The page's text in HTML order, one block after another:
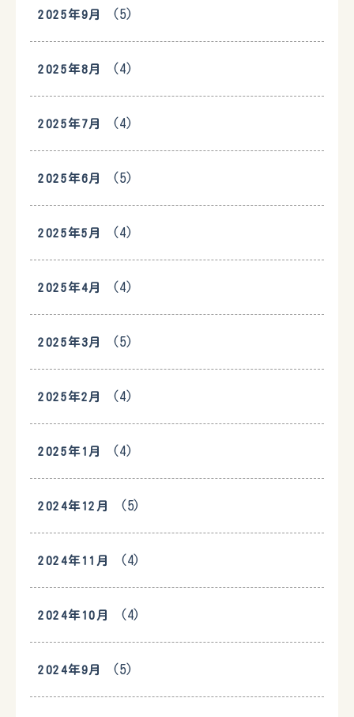
2025年9月 (5)
2025年8月 (4)
2025年7月 (4)
2025年6月 (5)
2025年5月 (4)
2025年4月 (4)
2025年3月 (5)
2025年2月 (4)
2025年1月 (4)
2024年12月 (5)
2024年11月 (4)
2024年10月 (4)
2024年9月 (5)